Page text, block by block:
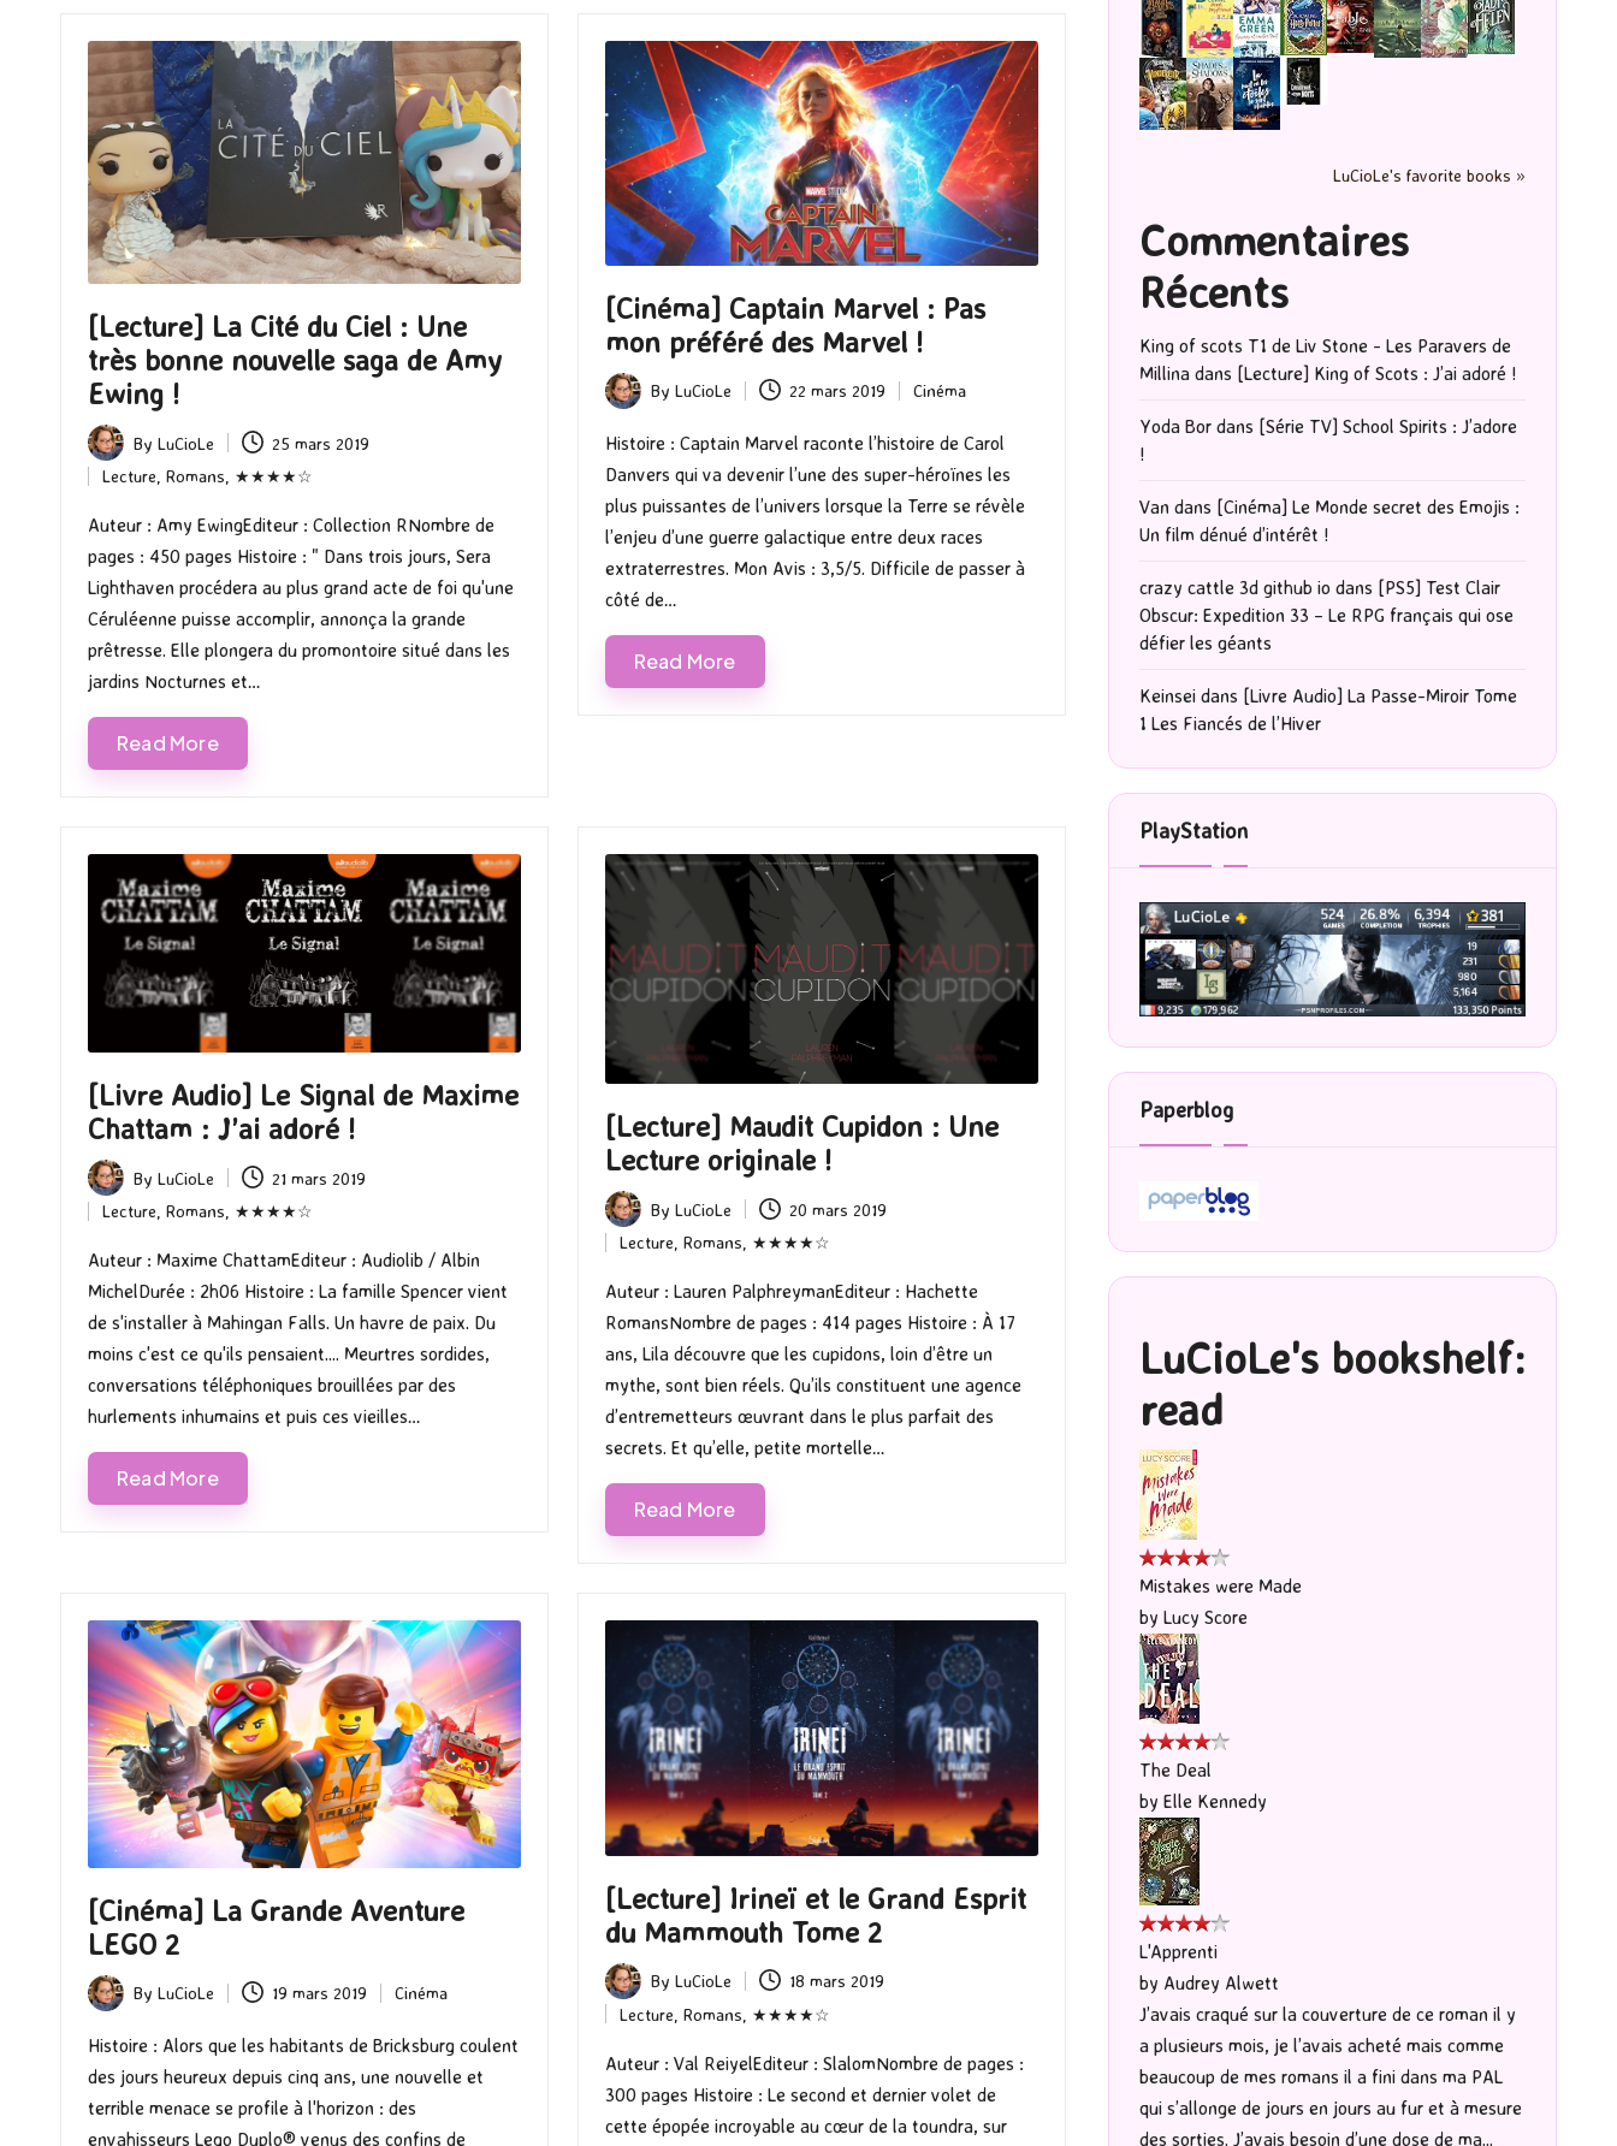
[Lecture] La Cité du Ciel : Une
très bonne nouvelle saga de Amy
Ewing !
Posted
by
By LuCioLe 25 mars 2019
Posted
in
Lecture Romans ★★★★☆
Auteur : Amy EwingEditeur : Collection RNombre de
pages : 450 pages Histoire : " Dans trois jours, Sera
Lighthaven procédera au plus grand acte de foi qu'une
Céruléenne puisse accomplir, annonça la grande
prêtresse. Elle plongera du promontoire situé dans les
jardins Nocturnes et…
Read More
[Cinéma] Captain Marvel : Pas
mon préféré des Marvel !
Posted
by
By LuCioLe 22 mars 2019
Posted
in
Cinéma
Histoire : Captain Marvel raconte l’histoire de Carol
Danvers qui va devenir l’une des super-héroïnes les
plus puissantes de l’univers lorsque la Terre se révèle
l’enjeu d’une guerre galactique entre deux races
extraterrestres. Mon Avis : 3,5/5. Difficile de passer à
côté de…
Read More
[Livre Audio] Le Signal de Maxime
Chattam : J’ai adoré !
Posted
by
By LuCioLe 21 mars 2019
Posted
in
Lecture Romans ★★★★☆
Auteur : Maxime ChattamEditeur : Audiolib / Albin
MichelDurée : 2h06 Histoire : La famille Spencer vient
de s'installer à Mahingan Falls. Un havre de paix. Du
moins c'est ce qu'ils pensaient.... Meurtres sordides,
conversations téléphoniques brouillées par des
hurlements inhumains et puis ces vieilles…
Read More
[Lecture] Maudit Cupidon : Une
Lecture originale !
Posted
by
By LuCioLe 20 mars 2019
Posted
in
Lecture Romans ★★★★☆
Auteur : Lauren PalphreymanEditeur : Hachette
RomansNombre de pages : 414 pages Histoire : À 17
ans, Lila découvre que les cupidons, loin d’être un
mythe, sont bien réels. Qu’ils constituent une agence
d’entremetteurs œuvrant dans le plus parfait des
secrets. Et qu’elle, petite mortelle…
Read More
[Cinéma] La Grande Aventure
LEGO 2
Posted
by
By LuCioLe 19 mars 2019
Posted
in
Cinéma
Histoire : Alors que les habitants de Bricksburg coulent
des jours heureux depuis cinq ans, une nouvelle et
terrible menace se profile à l'horizon : des
envahisseurs Lego Duplo® venus des confins de
[Lecture] Irineï et le Grand Esprit
du Mammouth Tome 2
Posted
by
By LuCioLe 18 mars 2019
Posted
in
Lecture Romans ★★★★☆
Auteur : Val ReiyelEditeur : SlalomNombre de pages :
300 pages Histoire : Le second et dernier volet de
cette épopée incroyable au cœur de la toundra, sur
LuCioLe's favorite books »
Commentaires
Récents
King of scots T1 de Liv Stone - Les Paravers de
Millinadans [Lecture] King of Scots : J’ai adoré !
Yoda Bordans [Série TV] School Spirits : J’adore
!
Van dans [Cinéma] Le Monde secret des Emojis :
Un film dénué d’intérêt !
crazy cattle 3d github io dans [PS5] Test Clair
Obscur: Expedition 33 – Le RPG français qui ose
défier les géants
Keinseidans [Livre Audio] La Passe-Miroir Tome
1 Les Fiancés de l’Hiver
PlayStation
Paperblog
LuCioLe's bookshelf:
read
Mistakes were Made
by Lucy Score
The Deal
by Elle Kennedy
L'Apprenti
by Audrey Alwett
J’avais craqué sur la couverture de ce roman il y
a plusieurs mois, je l’avais acheté mais comme
beaucoup de mes romans il a fini dans ma PAL
qui s’allonge de jours en jours au fur et à mesure
des sorties. J’avais besoin d’une dose de ma...